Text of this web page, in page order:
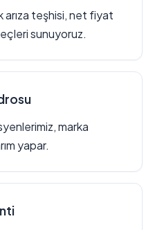
arıza teşhisi, net fiyat
sunuyoruz.
marka
yapar.